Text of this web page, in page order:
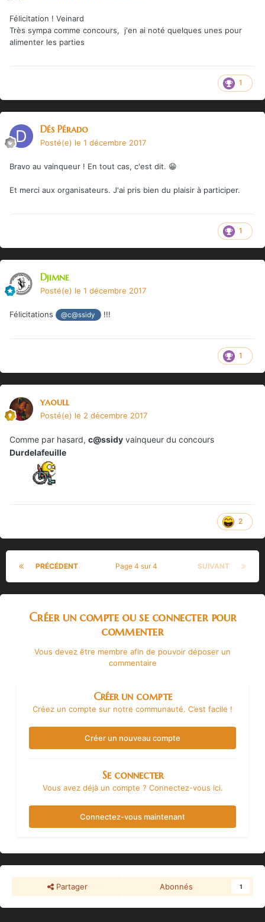
Félicitation ! Veinard
Très sympa comme concours, j'en ai noté quelques unes pour
alimenter les parties
1
Dés Pérado
Posté(e) le 1 décembre 2017
Bravo au vainqueur ! En tout cas, c'est dit. 😁
Et merci aux organisateurs. J'ai pris bien du plaisir à participer.
1
Djimne
Posté(e) le 1 décembre 2017
Félicitations @c@ssidy !!!
1
yaoull
Posté(e) le 2 décembre 2017
Comme par hasard, c@ssidy vainqueur du concours
Durdelafeuille
2
PRÉCÉDENT SUIVANT
Page 4 sur 4
Créer un compte ou se connecter pour
commenter
Vous devez être membre afin de pouvoir déposer un
commentaire
Créer un compte
Créez un compte sur notre communauté. C’est facile !
Créer un nouveau compte
Se connecter
Vous avez déjà un compte ? Connectez-vous ici.
Connectez-vous maintenant
Partager Abonnés 1